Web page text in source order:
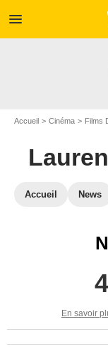
menu
Accueil Cinéma Films
Accueil News
En savoir